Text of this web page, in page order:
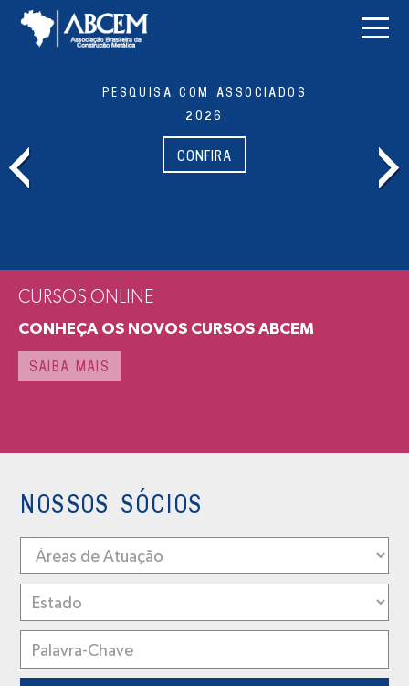
CURSOS ONLINE
CONHEÇA OS NOVOS CURSOS ABCEM
SAIBA MAIS
MODERN CONSTRUCTION SHOW
2026
CONFIRA
NOSSOS SÓCIOS